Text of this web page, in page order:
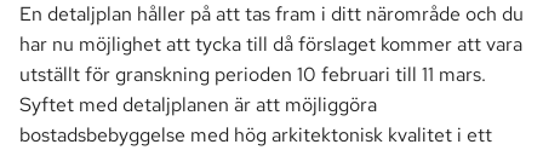
Stämma
TV
En detaljplan håller på att tas fram i ditt närområde och du
har nu möjlighet att tycka till då förslaget kommer att vara
utställt för granskning perioden 10 februari till 11 mars.
Syftet med detaljplanen är att möjliggöra
bostadsbebyggelse med hög arkitektonisk kvalitet i ett